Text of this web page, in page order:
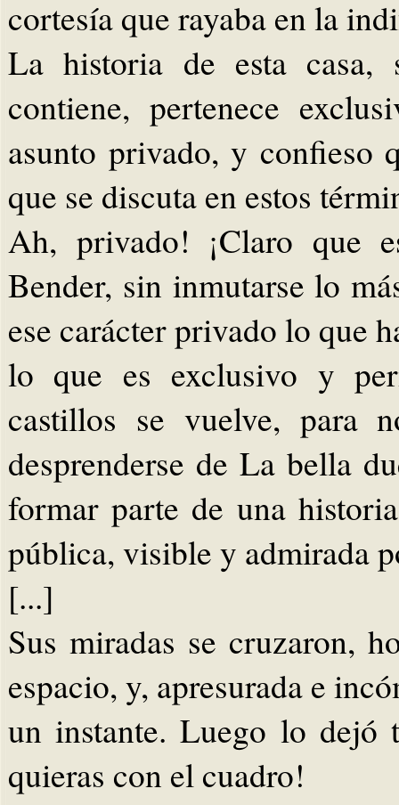
cortesía que rayaba en la
La historia de esta
contiene, pertenece
asunto privado, y confieso
que se discuta en estos
Ah, privado! ¡Claro que
Bender, sin inmutarse lo
ese carácter privado lo que
lo que es exclusivo y
castillos se vuelve, para
desprenderse de La bella
formar parte de una
pública, visible y admirada
[...]
Sus miradas se cruzaron,
espacio, y, apresurada e
un instante. Luego lo dejó
quieras con el cuadro!